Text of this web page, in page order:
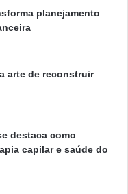
planejamento
arte de reconstruir
destaca como
capilar e saúde do